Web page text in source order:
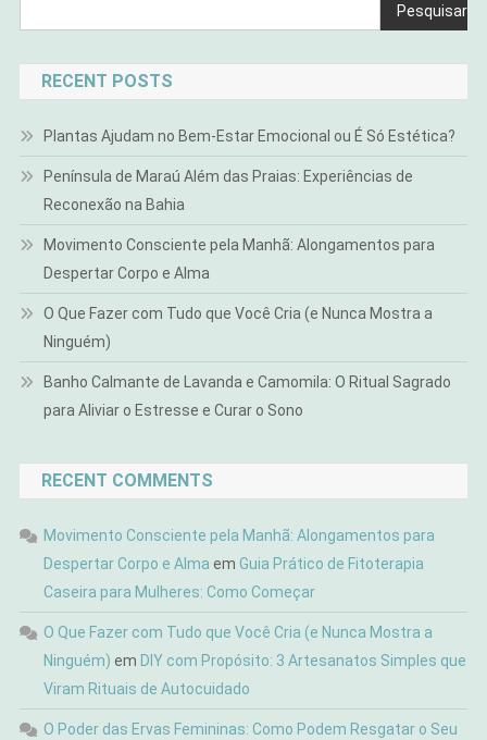
Pesquisar
RECENT POSTS
Plantas Ajudam no Bem-Estar Emocional ou É Só Estética?
Península de Maraú Além das Praias: Experiências de
Reconexão na Bahia
Movimento Consciente pela Manhã: Alongamentos para
Despertar Corpo e Alma
O Que Fazer com Tudo que Você Cria (e Nunca Mostra a
Ninguém)
Banho Calmante de Lavanda e Camomila: O Ritual Sagrado
para Aliviar o Estresse e Curar o Sono
RECENT COMMENTS
Movimento Consciente pela Manhã: Alongamentos para
Despertar Corpo e Alma em Guia Prático de Fitoterapia
Caseira para Mulheres: Como Começar
O Que Fazer com Tudo que Você Cria (e Nunca Mostra a
Ninguém) em DIY com Propósito: 3 Artesanatos Simples que
Viram Rituais de Autocuidado
O Poder das Ervas Femininas: Como Podem Resgatar o Seu